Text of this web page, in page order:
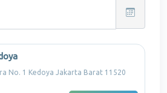
No. 1 Kedoya Jakarta Barat 11520